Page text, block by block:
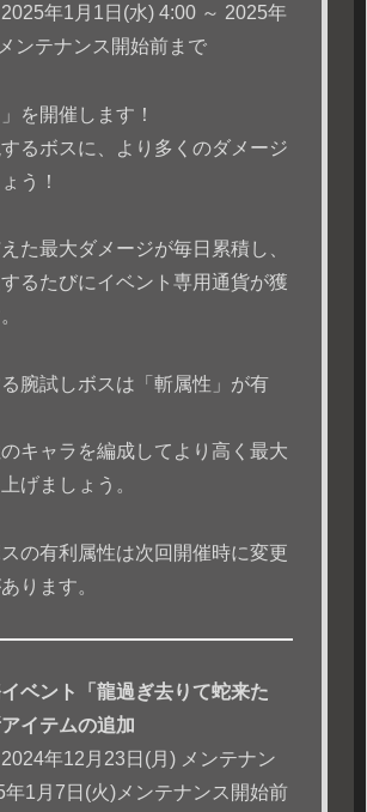
年1月1日(水) 4:00 ～ 2025年
ンテナンス開始前まで
を開催します！
るボスに、より多くのダメージ
う！
た最大ダメージが毎日累積し、
るたびにイベント専用通貨が獲
腕試しボスは「斬属性」が有
キャラを編成してより高く最大
げましょう。
の有利属性は次回開催時に変更
ります。
ベント「 龍過ぎ去りて蛇来た
アイテムの追加
年12月23日(月) メンテナン
年1月7日(火)メンテナンス開始前